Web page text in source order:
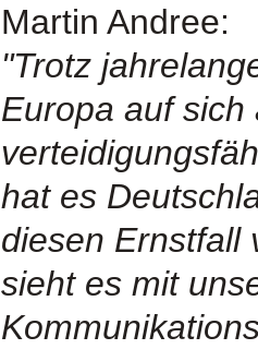
Martin Andree:
"Trotz
Europa auf
hat es
diesen Ernstfall
sieht es mit